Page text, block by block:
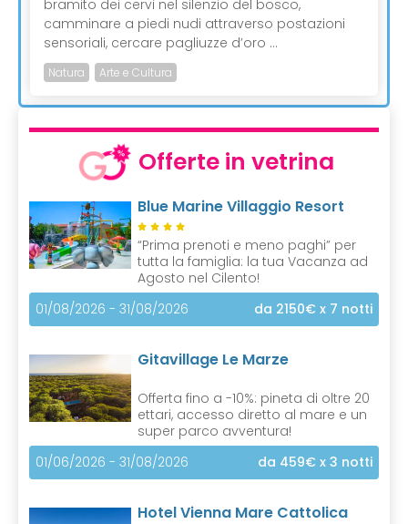
bramito dei cervi nel silenzio del bosco,
camminare a piedi nudi attraverso postazioni
sensoriali, cercare pagliuzze d’oro ...
Natura Arte e Cultura
Offerte in vetrina
Blue Marine Villaggio Resort
“Prima prenoti e meno paghi” per
tutta la famiglia: la tua Vacanza ad
Agosto nel Cilento!
01/08/2026 - 31/08/2026
da 2150€ x 7 notti
Gitavillage Le Marze
Offerta fino a -10%: pineta di oltre 20
ettari, accesso diretto al mare e un
super parco avventura!
01/06/2026 - 31/08/2026
da 459€ x 3 notti
Hotel Vienna Mare Cattolica